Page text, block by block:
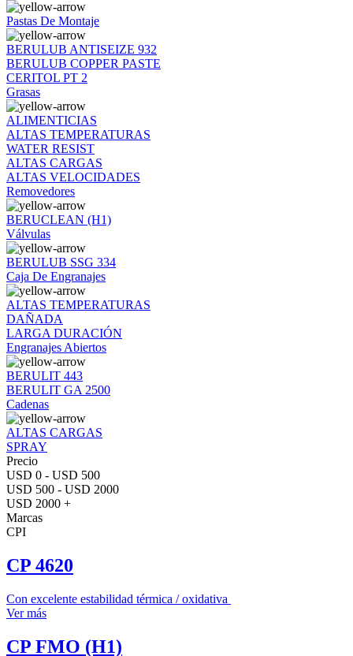
Pastas De Montaje
BERULUB ANTISEIZE 932
BERULUB COPPER PASTE
CERITOL PT 2
Grasas
ALIMENTICIAS
ALTAS TEMPERATURAS
WATER RESIST
ALTAS CARGAS
ALTAS VELOCIDADES
Removedores
BERUCLEAN (H1)
Válvulas
BERULUB SSG 334
Caja De Engranajes
ALTAS TEMPERATURAS
DAÑADA
LARGA DURACIÓN
Engranajes Abiertos
BERULIT 443
BERULIT GA 2500
Cadenas
ALTAS CARGAS
SPRAY
Precio
USD 0 - USD 500
USD 500 - USD 2000
USD 2000 +
Marcas
CPI
CP 4620
Con excelente estabilidad térmica / oxidativa
Ver más
CP FMO (H1)